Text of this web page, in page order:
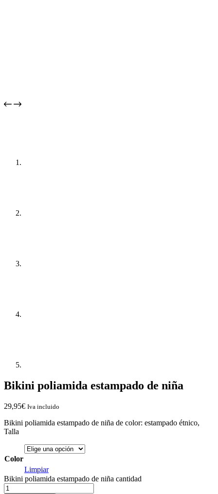
Bikini poliamida estampado de niña
29,95€ Iva incluido
Bikini poliamida estampado de niña de color: estampado étnico,
Talla
Color
Limpiar
Bikini poliamida estampado de niña cantidad